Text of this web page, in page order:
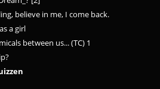
believe in me, I come back.
a girl
between us... (TC) 1